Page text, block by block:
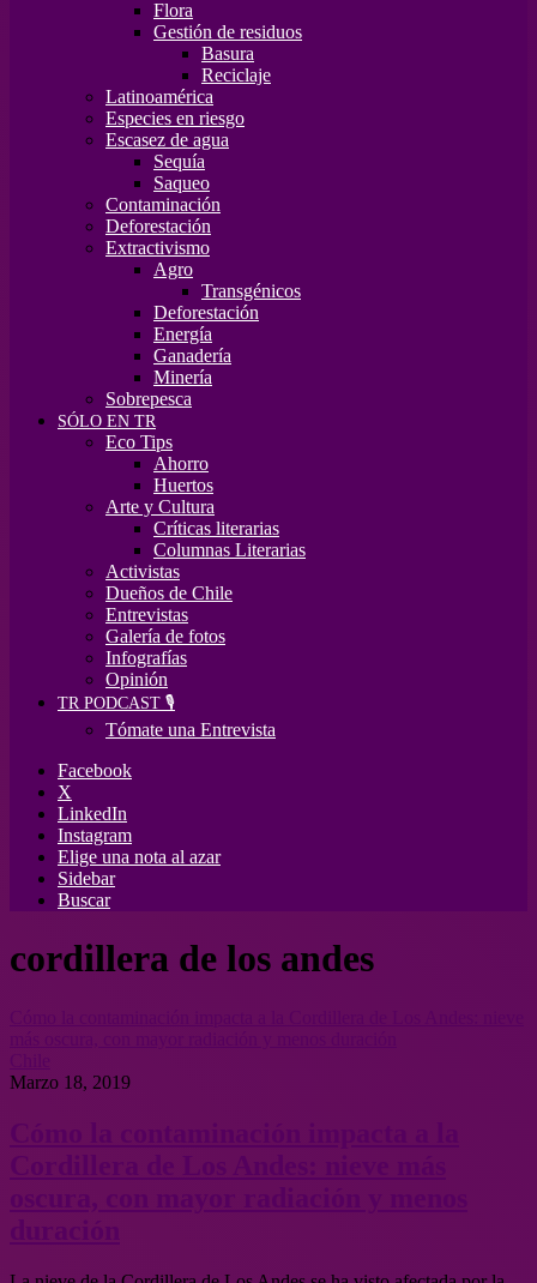
Flora
Gestión de residuos
Basura
Reciclaje
Latinoamérica
Especies en riesgo
Escasez de agua
Sequía
Saqueo
Contaminación
Deforestación
Extractivismo
Agro
Transgénicos
Deforestación
Energía
Ganadería
Minería
Sobrepesca
SÓLO EN TR
Eco Tips
Ahorro
Huertos
Arte y Cultura
Críticas literarias
Columnas Literarias
Activistas
Dueños de Chile
Entrevistas
Galería de fotos
Infografías
Opinión
TR PODCAST 🎙️
Tómate una Entrevista
Facebook
X
LinkedIn
Instagram
Elige una nota al azar
Sidebar
Buscar
cordillera de los andes
Marzo 18, 2019